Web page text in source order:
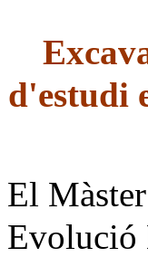
d'estudi
El
Evolució